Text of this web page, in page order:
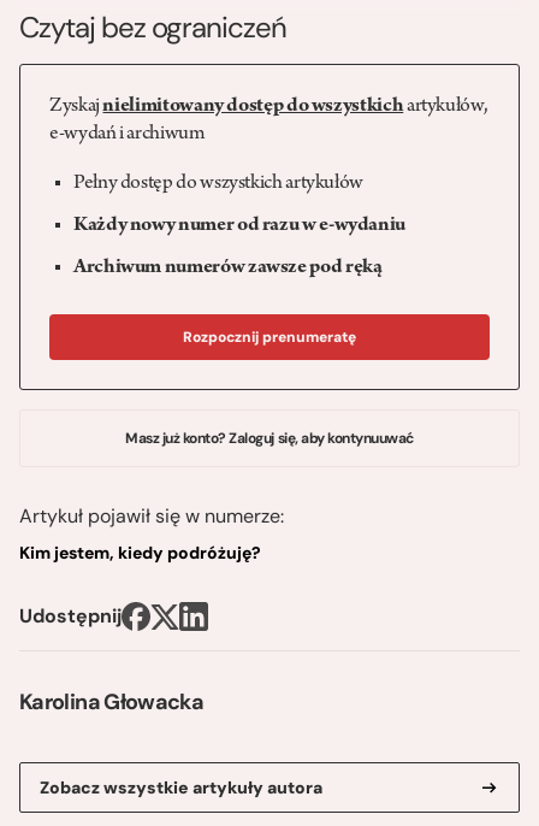
Karolina Głowacka
Zobacz wszystkie artykuły autora
Czytaj bez ograniczeń
Zyskajnielimitowany dostęp do wszystkichartykułów,
e-wydań i archiwum
Pełny dostęp do wszystkich artykułów
Każdy nowy numer od razu w e-wydaniu
Archiwum numerów zawsze pod ręką
Rozpocznij prenumeratę
Masz już konto? Zaloguj się, aby kontynuuwać
Artykuł pojawił się w numerze:
Kim jestem, kiedy podróżuję?
Udostępnij